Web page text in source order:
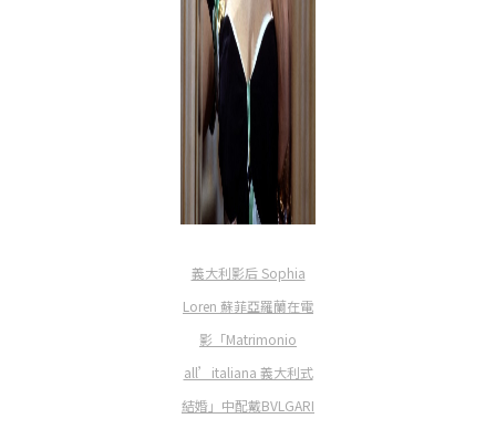
義大利影后 Sophia
Loren 蘇菲亞羅蘭在電
影「Matrimonio
all’italiana 義大利式
結婚」中配戴BVLGARI